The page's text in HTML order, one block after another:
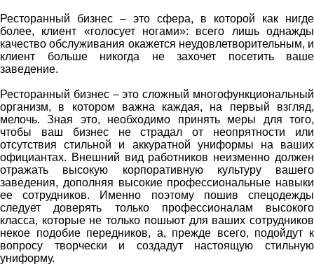
Ресторанный бизнес – это сфера, в которой как нигде
более, клиент «голосует ногами»: всего лишь однажды
качество обслуживания окажется неудовлетворительным, и
клиент больше никогда не захочет посетить ваше
заведение.
Ресторанный бизнес – это сложный многофункциональный
организм, в котором важна каждая, на первый взгляд,
мелочь. Зная это, необходимо принять меры для того,
чтобы ваш бизнес не страдал от неопрятности или
отсутствия стильной и аккуратной униформы на ваших
официантах. Внешний вид работников неизменно должен
отражать высокую корпоративную культуру вашего
заведения, дополняя высокие профессиональные навыки
ее сотрудников. Именно поэтому пошив спецодежды
следует доверять только профессионалам высокого
класса, которые не только пошьют для ваших сотрудников
некое подобие передников, а, прежде всего, подойдут к
вопросу творчески и создадут настоящую стильную
униформу.